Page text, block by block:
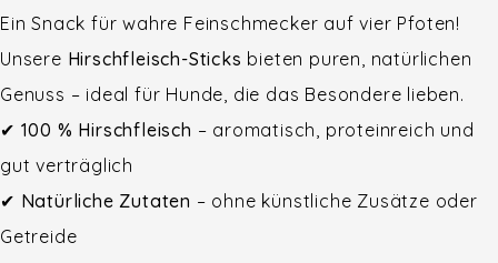
Ein Snack für wahre Feinschmecker auf vier Pfoten!
Unsere Hirschfleisch-Sticks bieten puren, natürlichen
Genuss – ideal für Hunde, die das Besondere lieben.
✔ 100 % Hirschfleisch – aromatisch, proteinreich und
gut verträglich
✔ Natürliche Zutaten – ohne künstliche Zusätze oder
Getreide